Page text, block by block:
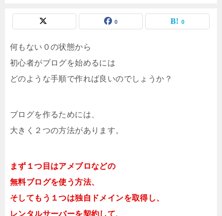
0 0
何もない０の状態から
初心者がブログを始めるには
どのような手順で作れば良いのでしょうか？
ブログを作るためには、
大きく２つの方法があります。
まず１つ目はアメブロなどの
無料ブログを使う方法、
そしてもう１つは独自ドメインを取得し、
レンタルサーバーを契約して、